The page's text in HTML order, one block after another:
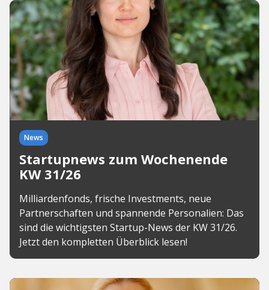
News
Startupnews zum Wochenende
KW 31/26
Milliardenfonds, frische Investments, neue
Partnerschaften und spannende Personalien: Das
sind die wichtigsten Startup-News der KW 31/26.
Jetzt den kompletten Überblick lesen!